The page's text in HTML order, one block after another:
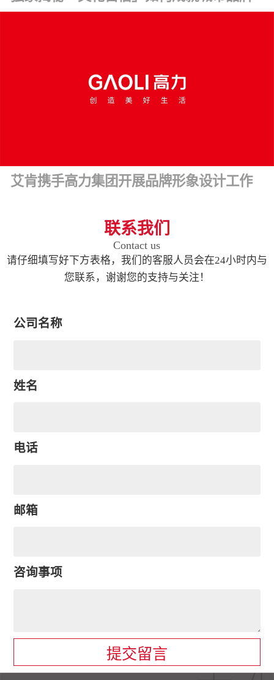
艾肯携手高力集团开展品牌形象设计工作
联系我们
Contact us
请仔细填写好下方表格，我们的客服人员会在24小时内与
您联系，谢谢您的支持与关注！
公司名称
姓名
电话
邮箱
咨询事项